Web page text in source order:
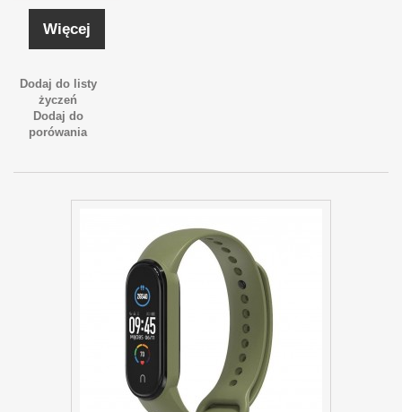
Więcej
Dodaj do listy
życzeń
Dodaj do
porówania